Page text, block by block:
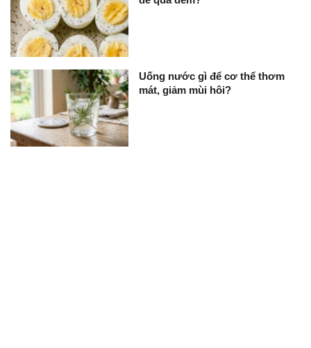
Uống nước gì để cơ thể thơm
mát, giảm mùi hôi?